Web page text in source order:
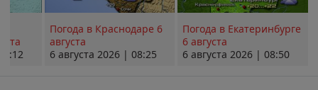
Погода в Краснодаре 6
августа
6 августа 2026 | 08:25
Погода в Екатеринбурге
6 августа
6 августа 2026 | 08:50